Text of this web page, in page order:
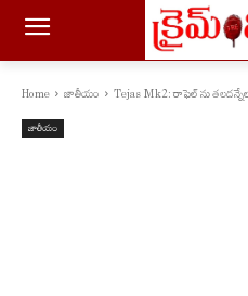
Home జాతీయం Tejas Mk2: రాఫెల్ ను
జాతీయం